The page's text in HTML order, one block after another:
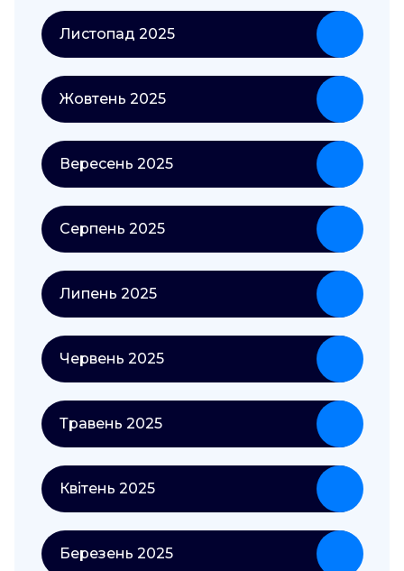
Листопад 2025
Жовтень 2025
Вересень 2025
Серпень 2025
Липень 2025
Червень 2025
Травень 2025
Квітень 2025
Березень 2025